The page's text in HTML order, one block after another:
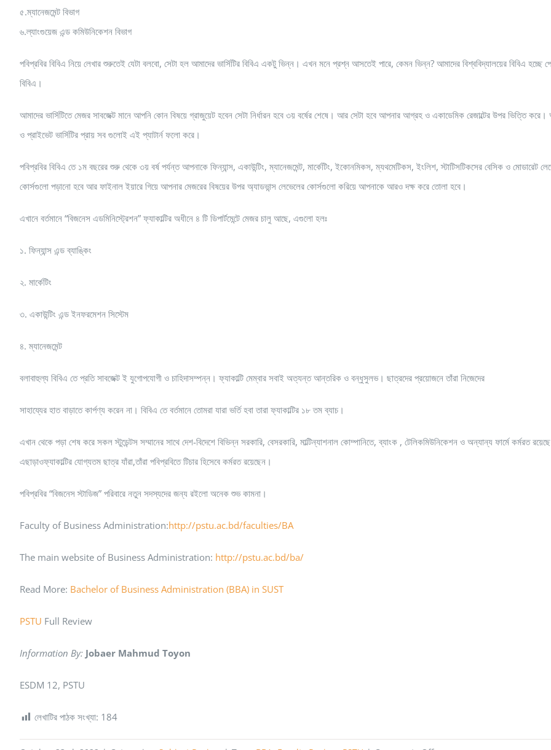
৫.ম্যানেজমেন্ট বিভাগ
৬.ল্যাংগুয়েজ এন্ড কমিউনিকেশন বিভাগ
পবিপ্রবির বিবিএ নিয়ে লেখার শুরুতেই যেটা বলবো, সেটা হল আমাদের ভার্সিটির বিবিএ একটু ভিন্ন। এখন মনে প্রশ্ন আসতেই পারে, কেমন ভিন্ন? আমাদের বিশ্ববিদ্যালয়ের বিবিএ হচ্ছে
বিবিএ।
আমাদের ভার্সিটিতে মেজর সাবজেক্ট মানে আপনি কোন বিষয়ে গ্রাজুয়েট হবেন সেটা নির্ধারন হবে ৩য় বর্ষের শেষে। আর সেটা হবে আপনার আগ্রহ ও একাডেমিক রেজাল্টের উপর ভিত্তি
ও প্রাইভেট ভার্সিটির প্রায় সব গুলোই এই প্যাটার্ন ফলো করে।
পবিপ্রবির বিবিএ তে ১ম বছরের শুরু থেকে ৩য় বর্ষ পর্যন্ত আপনাকে ফিন্যান্স, একাউন্টিং, ম্যানেজমেন্ট, মার্কেটিং, ইকোনমিকস, ম্যথমেটিকস, ইংলিশ, স্টাটিসটিকসের­ বেসিক ও মোডারেট
কোর্সগুলো পড়ানো হবে আর ফাইনাল ইয়ারে গিয়ে আপনার মেজরের বিষয়ের উপর অ্যাডভান্স লেভেলের কোর্সগুলো করিয়ে আপনাকে আরও দক্ষ করে তোলা হবে।
এখানে বর্তমানে “বিজনেস এডমিনিস্ট্রেশন” ফ্যাকাল্টির অধীনে ৪ টি ডিপার্টমেন্টে মেজর চালু আছে, এগুলো হলঃ
১. ফিন্যান্স এন্ড ব্যাঙ্কিং
২. মার্কেটিং
৩. একাউন্টিং এন্ড ইনফরমেশন সিস্টেম
৪. ম্যানেজমেন্ট
বলাবাহুল্য বিবিএ তে প্রতি সাবজেক্ট ই যুগোপযোগী ও চাহিদাসম্পন্ন। ফ্যাকাল্টি মেম্বার সবাই অত্যন্ত আন্তরিক ও বন্ধুসুলভ। ছাত্রদের প্রয়োজনে তাঁরা নিজেদের
সাহায্যের হাত বাড়াতে কার্পণ্য করেন না। বিবিএ তে বর্তমানে তোমরা যারা ভর্তি হবা তারা ফ্যাকাল্টির ১৮ তম ব্যাচ।
এখান থেকে পড়া শেষ করে সকল স্টুডেন্টস সম্মানের সাথে দেশ-বিদেশে বিভিন্ন সরকারি, বেসরকারি, মাল্টিন্যাশনাল কোম্পানিতে, ব্যাংক , টেলিকমিউনিকেশন ও অন্যান্য ফার্মে কর্মরত
এছাড়াওফ্যাকাল্টির যোগ্যতম ছাত্র যাঁরা,তাঁরা পবিপ্রবিতে টিচার হিসেবে কর্মরত রয়েছেন।
পবিপ্রবির “বিজনেস স্টাডিজ” পরিবারে নতুন সদস্যদের জন্য রইলো অনেক শুভ কামনা।
Faculty of Business Administration:http://pstu.ac.bd/faculties/BA
The main website of Business Administration: http://pstu.ac.bd/ba/
Read More: Bachelor of Business Administration (BBA) in SUST
PSTU Full Review
Information By: Jobaer Mahmud Toyon
ESDM 12, PSTU
লেখাটির পাঠক সংখ্যা: 184